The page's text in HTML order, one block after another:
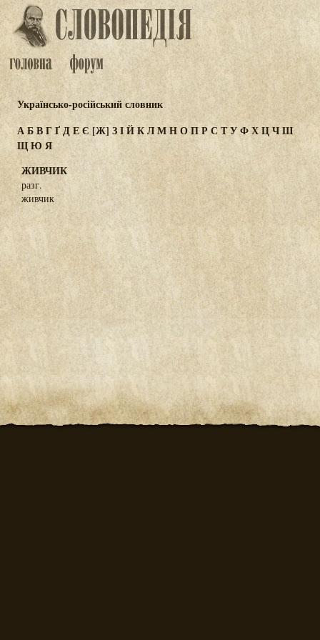
Українсько-російський словник
АБВГҐДЕЄ [Ж]ЗІЙКЛМНОПР С ТУФХЦЧШ
ЩЮ Я
ЖИВЧИК
разг.
живчик